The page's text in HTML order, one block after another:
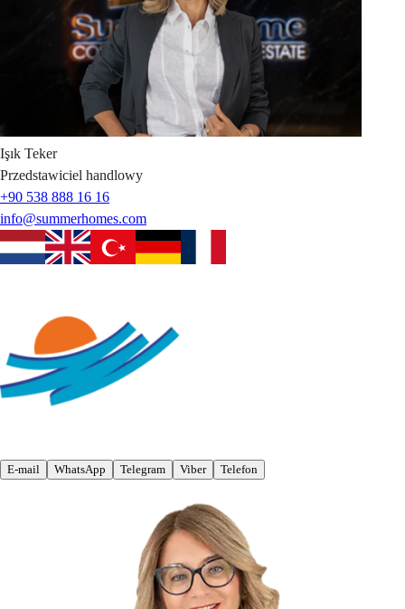
Işık Teker
Przedstawiciel handlowy
+90 538 888 16 16
info@summerhomes.com
E-mail WhatsApp Telegram Viber Telefon